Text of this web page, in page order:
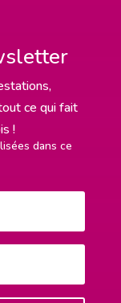
ce qui fait
!
dans ce